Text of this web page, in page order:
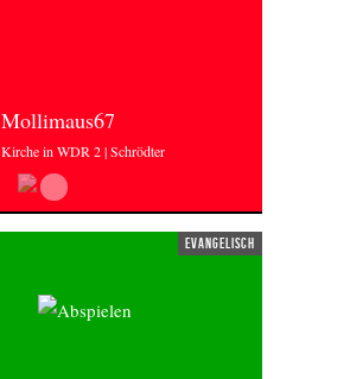
Mollimaus67
Kirche in WDR 2 | Schrödter
evangelisch